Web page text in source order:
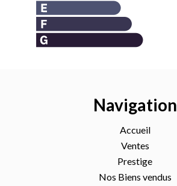
Navigation
Accueil
Ventes
Prestige
Nos Biens vendus